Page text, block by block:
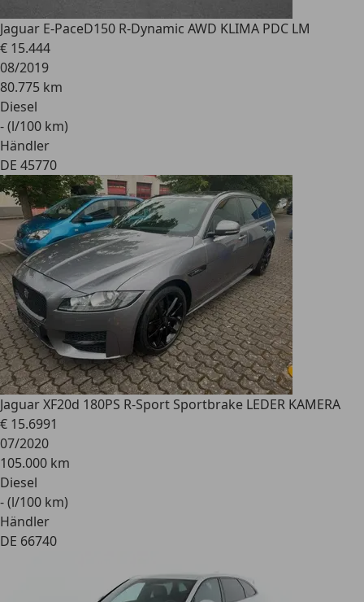
Jaguar E-PaceD150 R-Dynamic AWD KLIMA PDC LM
€ 15.444
08/2019
80.775 km
Diesel
- (l/100 km)
Händler
DE 45770
Jaguar XF20d 180PS R-Sport Sportbrake LEDER KAMERA
€ 15.6991
07/2020
105.000 km
Diesel
- (l/100 km)
Händler
DE 66740